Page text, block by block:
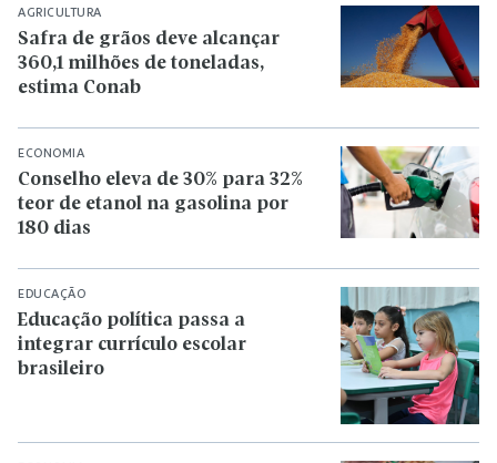
AGRICULTURA
Safra de grãos deve alcançar
360,1 milhões de toneladas,
estima Conab
ECONOMIA
Conselho eleva de 30% para 32%
teor de etanol na gasolina por
180 dias
EDUCAÇÃO
Educação política passa a
integrar currículo escolar
brasileiro